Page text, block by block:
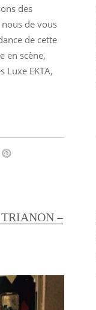
des
de vous
de cette
en scène,
Luxe EKTA,
–